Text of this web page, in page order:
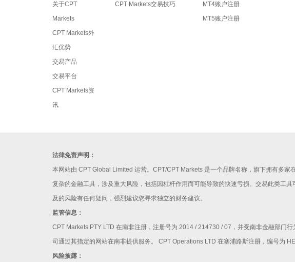
关于CPT
Markets
CPT Markets外
汇优势
交易产品
交易平台
CPT Markets资
讯
CPT Markets交易技巧
MT4账户注册
MT5账户注册
法律免责声明：
本网站由 CPT Global Limited 运营。CPT/CPT Markets 是一个品牌名称，旗下拥有多
复杂的金融工具，涉及重大风险，包括因杠杆作用而可能导致的快速亏损。交易此类工
及的风险有任何疑问，强烈建议您寻求独立的财务建议。
监管信息：
CPT Markets PTY LTD 在南非注册，注册号为 2014 / 214730 / 07，并受南非金融部门
司通过其指定的网站在南非提供服务。 CPT Operations LTD 在塞浦路斯注册，编号为
风险披露：